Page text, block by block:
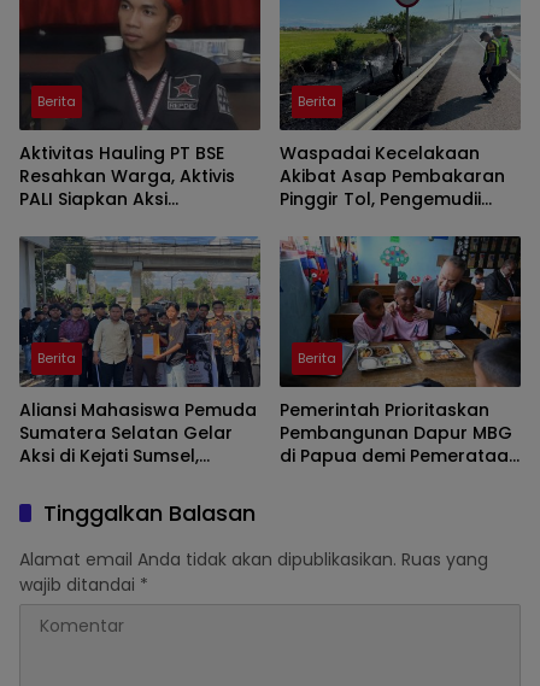
Berita
Aktivitas Hauling PT BSE
Resahkan Warga, Aktivis
PALI Siapkan Aksi
Gubernur
Berita
Waspadai Kecelakaan
Akibat Asap Pembakaran
Pinggir Tol, Pengemudii
Berita
Aliansi Mahasiswa Pemuda
Sumatera Selatan Gelar
Aksi di Kejati Sumsel,
Pungutan Dana BOS dan
Sertifikasi Guru di Ogan Ilir
Berita
Pemerintah Prioritaskan
Pembangunan Dapur MBG
di Papua demi Pemerataan
Tinggalkan Balasan
Alamat email Anda tidak akan dipublikasikan. Ruas yang
wajib ditandai *